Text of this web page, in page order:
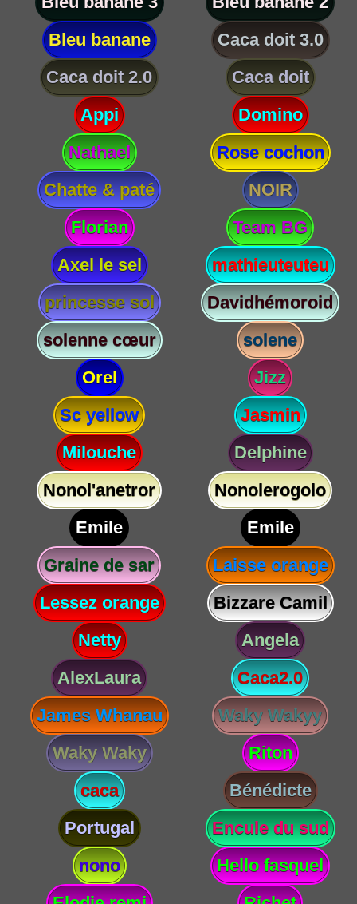
Bleu banane
Caca doit 3.0
Caca doit 2.0
Caca doit
Appi
Domino
Nathael
Rose cochon
Chatte & paté
NOIR
Florian
Team BG
Axel le sel
mathieuteuteu
princesse sol
Davidhémoroid
solenne cœur
solene
Orel
Jizz
Sc yellow
Jasmin
Milouche
Delphine
Nonol'anetror
Nonolerogolo
Emile
Emile
Graine de sar
Laisse orange
Lessez orange
Bizzare Camil
Netty
Angela
AlexLaura
Caca2.0
James Whanau
Waky Wakyy
Waky Waky
Riton
caca
Bénédicte
Portugal
Encule du sud
nono
Hello fasquel